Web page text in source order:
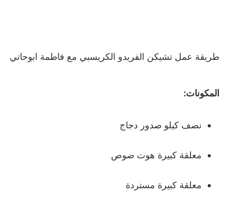
طريقة عمل تشيكن الفريدو الكريسبي مع فاطمة ابوحاتي
المكونات:
نصف كيلو صدور دجاج
معلقة كبيرة هوت صوص
معلقة كبيرة مستردة